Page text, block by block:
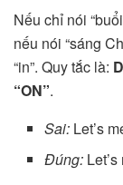
Nếu chỉ nói
nếu nói “sáng
“in”. Quy tắc là:
“ON”.
Sai: Let’s
Đúng: